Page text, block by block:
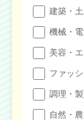
建築・
機械・
美容・
ファッ
調理・
自然・